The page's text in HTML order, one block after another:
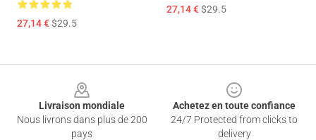
27,14 €$29.5
27,14 €$29.5
Livraison mondiale
Nous livrons dans plus de 200
pays
Achetez en toute confiance
24/7 Protected from clicks to
delivery